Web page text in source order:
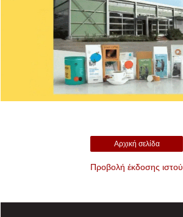
Αρχική σελίδα
Προβολή έκδοσης ιστού